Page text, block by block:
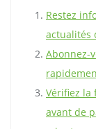
Restez
actualités
Abonnez-
Vérifiez la
avant de